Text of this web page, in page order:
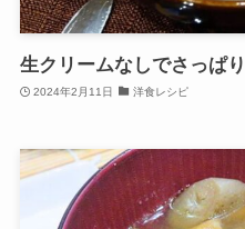
生クリームなしでさっぱ
2024年2月11日 洋食レシピ